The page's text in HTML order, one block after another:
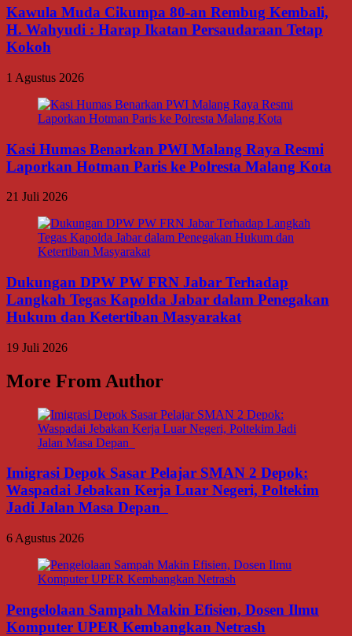
Kawula Muda Cikumpa 80-an Rembug Kembali,
H. Wahyudi : Harap Ikatan Persaudaraan Tetap
Kokoh
1 Agustus 2026
Kasi Humas Benarkan PWI Malang Raya Resmi
Laporkan Hotman Paris ke Polresta Malang Kota
21 Juli 2026
Dukungan DPW PW FRN Jabar Terhadap
Langkah Tegas Kapolda Jabar dalam Penegakan
Hukum dan Ketertiban Masyarakat
19 Juli 2026
More From Author
Imigrasi Depok Sasar Pelajar SMAN 2 Depok:
Waspadai Jebakan Kerja Luar Negeri, Poltekim
Jadi Jalan Masa Depan
6 Agustus 2026
Pengelolaan Sampah Makin Efisien, Dosen Ilmu
Komputer UPER Kembangkan Netrash